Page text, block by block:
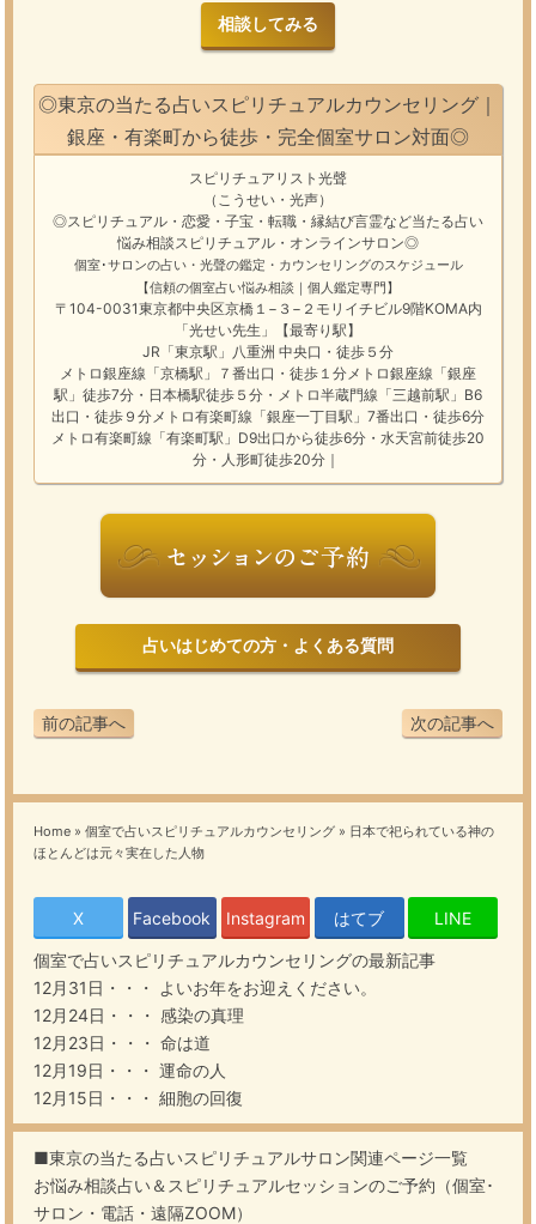
相談してみる
◎東京の当たる占いスピリチュアルカウンセリング｜
銀座・有楽町から徒歩・完全個室サロン対面◎
スピリチュアリスト光聲
（こうせい・光声）
◎スピリチュアル・恋愛・子宝・転職・縁結び言霊など当たる占い
悩み相談スピリチュアル・オンラインサロン◎
個室･サロンの占い・光聲の鑑定・カウンセリングのスケジュール
【信頼の個室占い悩み相談｜個人鑑定専門】
〒104-0031東京都中央区京橋１−３−２モリイチビル9階KOMA内
「光せい先生」【最寄り駅】
JR「東京駅」八重洲 中央口・徒歩５分
メトロ銀座線「京橋駅」７番出口・徒歩１分メトロ銀座線「銀座
駅」徒歩7分・日本橋駅徒歩５分・メトロ半蔵門線「三越前駅」B6
出口・徒歩９分メトロ有楽町線「銀座一丁目駅」7番出口・徒歩6分
メトロ有楽町線「有楽町駅」D9出口から徒歩6分・水天宮前徒歩20
分・人形町徒歩20分｜
占いはじめての方・よくある質問
次の記事へ
前の記事へ
Home » 個室で占いスピリチュアルカウンセリング » 日本で祀られている神の
ほとんどは元々実在した人物
X Facebook Instagram はてブ LINE
個室で占いスピリチュアルカウンセリングの最新記事
12月31日・・・
よいお年をお迎えください。
12月24日・・・ 感染の真理
12月23日・・・ 命は道
12月19日・・・ 運命の人
12月15日・・・ 細胞の回復
■東京の当たる占いスピリチュアルサロン関連ページ一覧
お悩み相談占い＆スピリチュアルセッションのご予約（個室･
サロン・電話・遠隔ZOOM）